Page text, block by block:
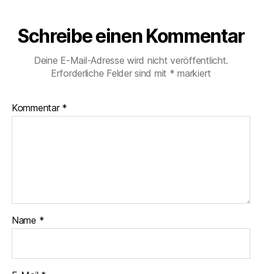
Schreibe einen Kommentar
Deine E-Mail-Adresse wird nicht veröffentlicht.
Erforderliche Felder sind mit * markiert
Kommentar *
Name *